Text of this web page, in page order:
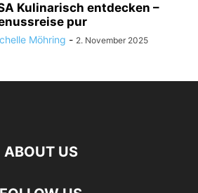
Kulinarisch entdecken –
pur
Möhring - 2. November 2025
ABOUT US